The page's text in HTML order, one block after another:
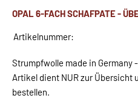
OPAL 6-FACH SCHAFPATE -
Artikelnummer:
Strumpfwolle made in Germany
Artikel dient NUR zur Übersicht
bestellen.